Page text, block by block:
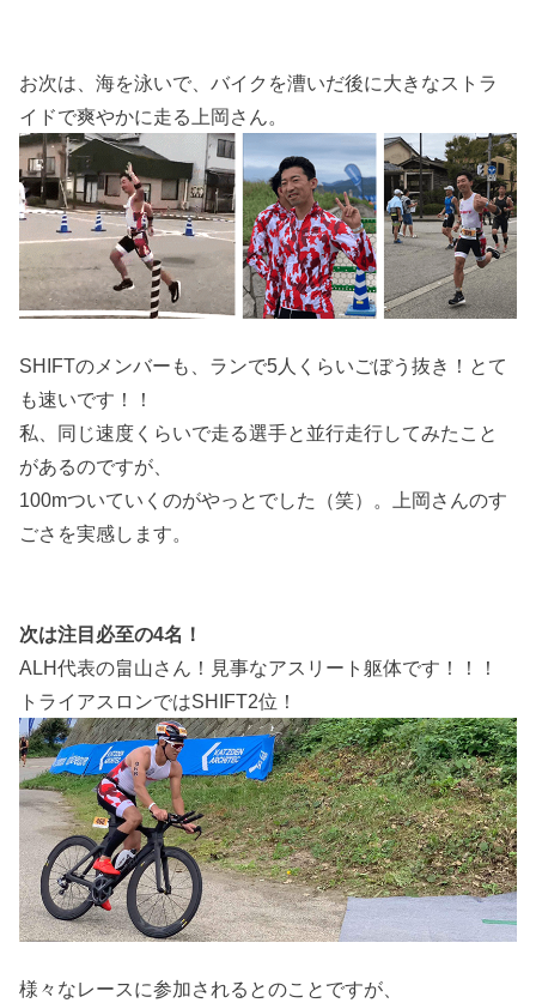
お次は、海を泳いで、バイクを漕いだ後に大きなストラ
イドで爽やかに走る上岡さん。
SHIFTのメンバーも、ランで5人くらいごぼう抜き！とて
も速いです！！
私、同じ速度くらいで走る選手と並行走行してみたこと
があるのですが、
100mついていくのがやっとでした（笑）。上岡さんのす
ごさを実感します。
次は注目必至の4名！
ALH代表の畠山さん！見事なアスリート躯体です！！！
トライアスロンではSHIFT2位！
様々なレースに参加されるとのことですが、